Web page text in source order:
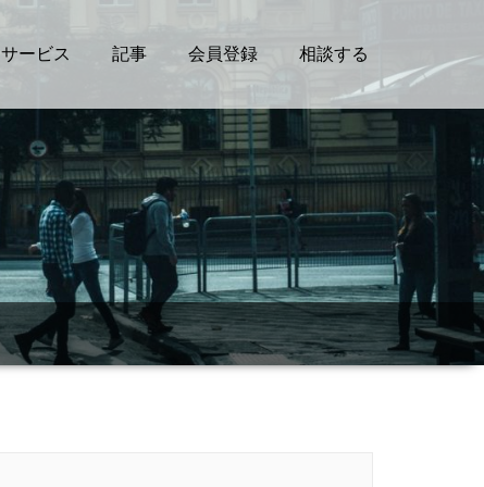
サービス 記事 会員登録 相談する